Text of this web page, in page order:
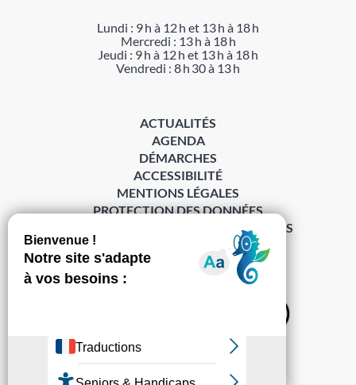
Lundi : 9 h à 12 h et 13 h à 18 h
Mercredi : 13 h à 18 h
Jeudi : 9 h à 12 h et 13 h à 18 h
Vendredi : 8 h 30 à 13 h
S’abonner à la Gazette ›
ACTUALITÉS
AGENDA
DÉMARCHES
ACCESSIBILITÉ
MENTIONS LÉGALES
PROTECTION DES DONNÉES
POLITIQUE DE GESTION DES COOKIES